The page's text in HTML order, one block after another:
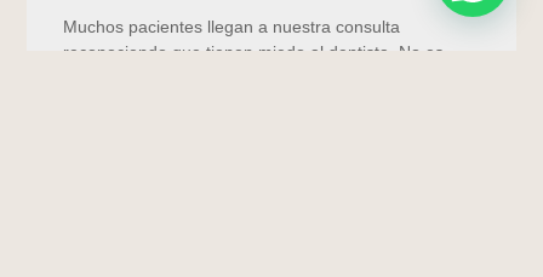
Muchos pacientes llegan a nuestra consulta
reconociendo que tienen miedo al dentista. No es